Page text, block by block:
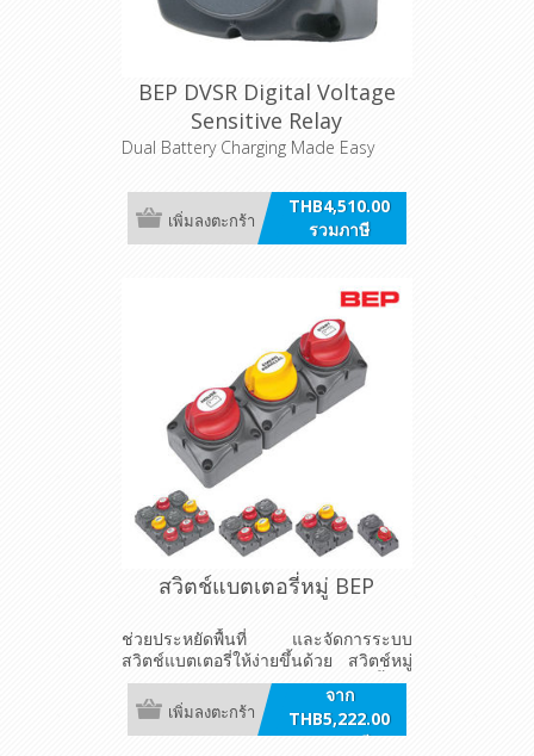
BEP DVSR Digital Voltage
Sensitive Relay
Dual Battery Charging Made Easy
THB4,510.00
รวมภาษี
เพิ่มลงตะกร้า
สวิตช์แบตเตอรี่หมู่ BEP
ช่วยประหยัดพื้นที่ และจัดการระบบ
สวิตช์แบตเตอรี่ให้ง่ายขึ้นด้วย สวิตช์หมู่
ประกอบเสร็จจาก BEP เพื่อการตั้งค่า
แบตเตอรี่เครื่องยนต์
จาก
THB5,222.00
รวมภาษี
เพิ่มลงตะกร้า